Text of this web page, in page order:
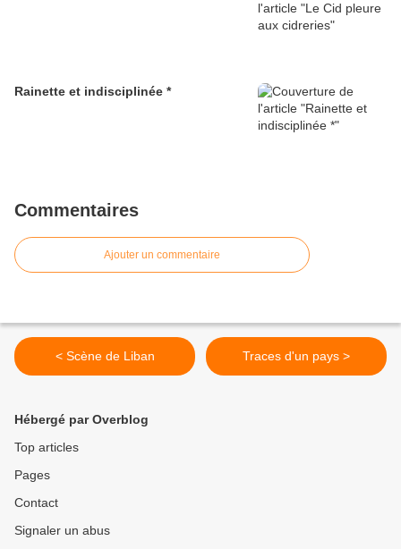
Rainette et indisciplinée *
Commentaires
Ajouter un commentaire
< Scène de Liban Traces d'un pays >
Hébergé par Overblog
Top articles
Pages
Contact
Signaler un abus